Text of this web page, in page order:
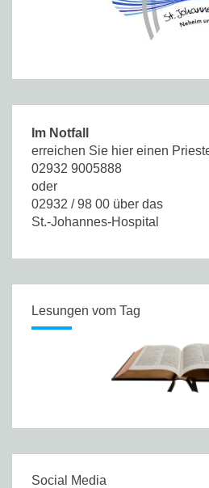
Im Notfall
erreichen Sie hier einen
02932 9005888
oder
02932 / 98 00 über das
St.-Johannes-Hospital
Lesungen vom Tag
Social Media